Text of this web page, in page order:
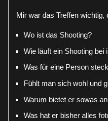
Mir war das Treffen wichtig,
Wo ist das Shooting?
Wie läuft ein Shooting bei
Was für eine Person
Fühlt man sich wohl und
Warum bietet er sowas
Was hat er bisher alles